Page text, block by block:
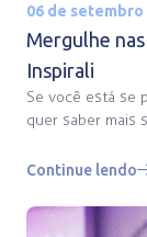
06 de setembro
Mergulhe
Inspirali
Se você está se
quer saber mais
Continue lendo